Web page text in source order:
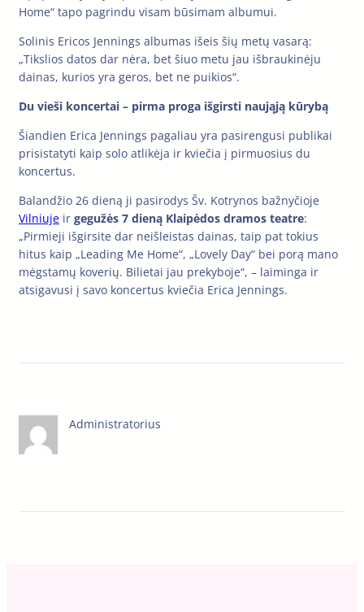
Home“ tapo pagrindu visam būsimam albumui.
Solinis Ericos Jennings albumas išeis šių metų vasarą:
„Tikslios datos dar nėra, bet šiuo metu jau išbraukinėju
dainas, kurios yra geros, bet ne puikios“.
Du vieši koncertai – pirma proga išgirsti naująją kūrybą
Šiandien Erica Jennings pagaliau yra pasirengusi publikai
prisistatyti kaip solo atlikėja ir kviečia į pirmuosius du
koncertus.
Balandžio 26 dieną ji pasirodys Šv. Kotrynos bažnyčioje
Vilniuje ir gegužės 7 dieną Klaipėdos dramos teatre:
„Pirmieji išgirsite dar neišleistas dainas, taip pat tokius
hitus kaip „Leading Me Home“, „Lovely Day“ bei porą mano
mėgstamų koverių. Bilietai jau prekyboje“, – laiminga ir
atsigavusi į savo koncertus kviečia Erica Jennings.
Administratorius